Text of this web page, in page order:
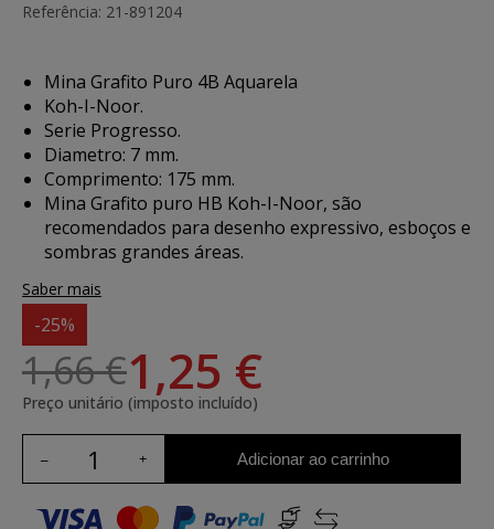
Referência: 21-891204
Mina Grafito Puro 4B Aquarela
Koh-I-Noor.
Serie Progresso.
Diametro: 7 mm.
Comprimento: 175 mm.
Mina Grafito puro HB Koh-I-Noor, são
recomendados para desenho expressivo, esboços e
sombras grandes áreas.
Saber mais
-25%
1,66 €1,25 €
Preço unitário (imposto incluído)
Adicionar ao carrinho